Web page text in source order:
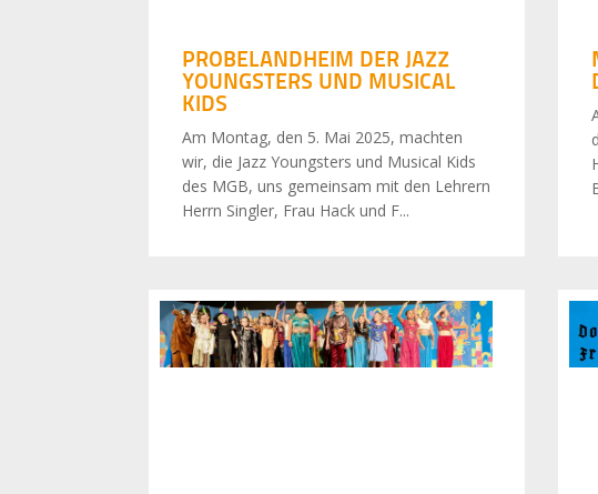
PROBELANDHEIM DER JAZZ
YOUNGSTERS UND MUSICAL
KIDS
Am Montag, den 5. Mai 2025, machten
wir, die Jazz Youngsters und Musical Kids
des MGB, uns gemeinsam mit den Lehrern
Herrn Singler, Frau Hack und F...